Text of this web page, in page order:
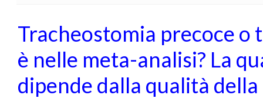
Tracheostomia precoce o
è nelle meta-analisi? La
dipende dalla qualità della